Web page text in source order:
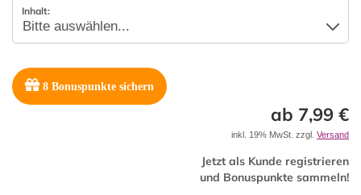
Inhalt:
8 Bonuspunkte sichern
ab 7,99 €
inkl. 19% MwSt. zzgl. Versand
Jetzt als Kunde registrieren
und Bonuspunkte sammeln!